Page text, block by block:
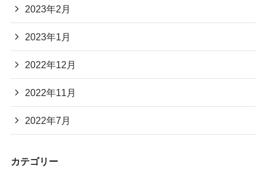
2023年2月
2023年1月
2022年12月
2022年11月
2022年7月
カテゴリー